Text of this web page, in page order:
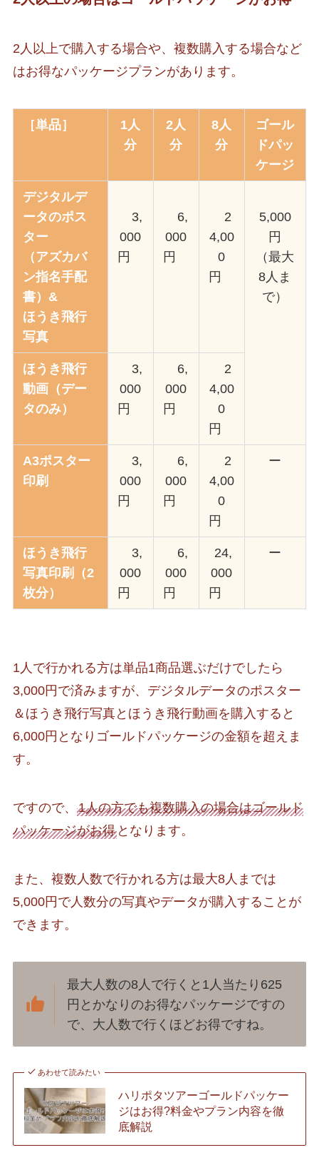
2人以上で購入する場合や、複数購入する場合など
はお得なパッケージプランがあります。
［単品］
1人
分
2人
分
8人
分
ゴール
ドパッ
ケージ
デジタルデ
ータのポス
ター
（アズカバ
ン指名手配
書）&
ほうき飛行
写真
3,
000
円
6,
000
円
2
4,00
0
円
5,000
円
（最大
8人ま
で）
ほうき飛行
動画（デー
タのみ）
3,
000
円
6,
000
円
2
4,00
0
円
A3ポスター
印刷
3,
000
円
6,
000
円
2
4,00
0
円
ー
ほうき飛行
写真印刷（2
枚分）
3,
000
円
6,
000
円
24,
000
円
ー
1人で行かれる方は単品1商品選ぶだけでしたら
3,000円で済みますが、デジタルデータのポスター
＆ほうき飛行写真とほうき飛行動画を購入すると
6,000円となりゴールドパッケージの金額を超えま
す。
ですので、 1人の方でも複数購入の場合はゴールド
パッケージがお得となります。
また、複数人数で行かれる方は最大8人までは
5,000円で人数分の写真やデータが購入することが
できます。
最大人数の8人で行くと1人当たり625
円とかなりのお得なパッケージですの
で、大人数で行くほどお得ですね。
あわせて読みたい
ハリポタツアーゴールドパッケー
ジはお得?料金やプラン内容を徹
底解説